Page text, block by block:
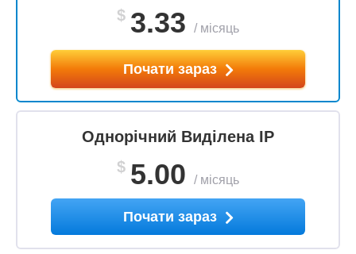
$ 3.33 / місяць
Почати зараз
Однорічний Виділена IP
$ 5.00 / місяць
Почати зараз